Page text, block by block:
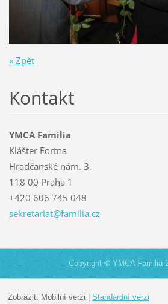
« Zpět
Kontakt
YMCA Familia
Klášter Fortna
Hradčanské nám. 3,
118 00 Praha 1
+420 606 745 048
sekretariat@familia.cz
Copyright © YMCA Familia
Zobrazit: Mobilní verzi | Standardní verzi